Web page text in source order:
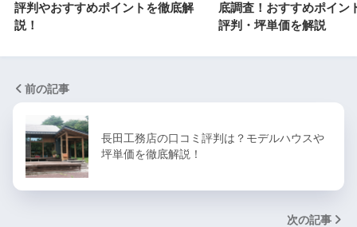
評判やおすすめポイントを徹底解
説！
底調査！おすすめポイン
評判・坪単価を解説
前の記事
長田工務店の口コミ評判は？モデルハウスや
坪単価を徹底解説！
次の記事